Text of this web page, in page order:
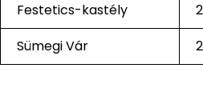
Festetics-kastély
Sümegi Vár